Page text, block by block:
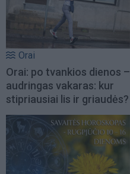
Orai
Orai: po tvankios dienos –
audringas vakaras: kur
stipriausiai lis ir griaudės?